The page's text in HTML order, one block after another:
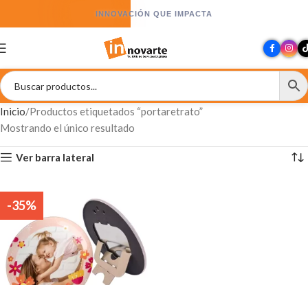
INNOVACIÓN QUE IMPACTA
Inicio Productos etiquetados “portaretrato”
Mostrando el único resultado
Ver barra lateral
-35%